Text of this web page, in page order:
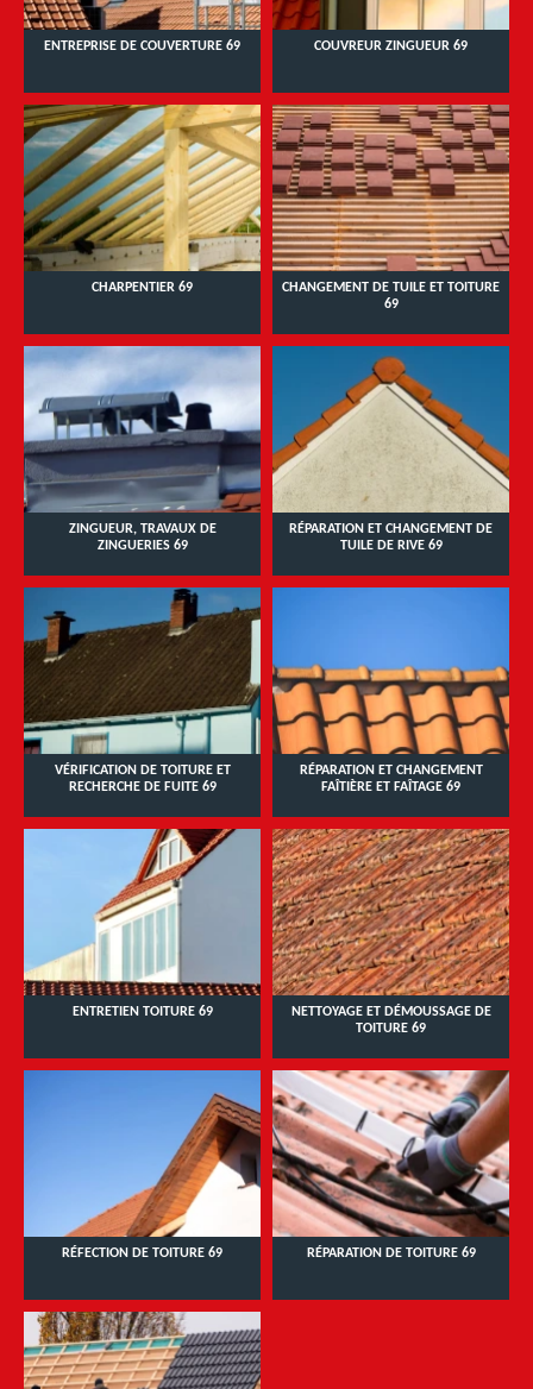
ENTREPRISE DE COUVERTURE 69 COUVREUR ZINGUEUR 69
CHARPENTIER 69
CHANGEMENT DE TUILE ET TOITURE
69
ZINGUEUR, TRAVAUX DE
ZINGUERIES 69
RÉPARATION ET CHANGEMENT DE
TUILE DE RIVE 69
VÉRIFICATION DE TOITURE ET
RECHERCHE DE FUITE 69
RÉPARATION ET CHANGEMENT
FAÎTIÈRE ET FAÎTAGE 69
ENTRETIEN TOITURE 69
NETTOYAGE ET DÉMOUSSAGE DE
TOITURE 69
RÉFECTION DE TOITURE 69 RÉPARATION DE TOITURE 69